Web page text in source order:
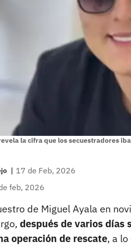
la cifra que los secuestradores
| 17 de Feb, 2026
feb, 2026
de Miguel Ayala en
después de varios días
operación de rescate, a